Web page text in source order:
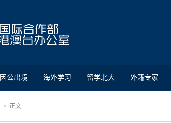
因公出境 海外学习 留学北大 外籍专家
正文